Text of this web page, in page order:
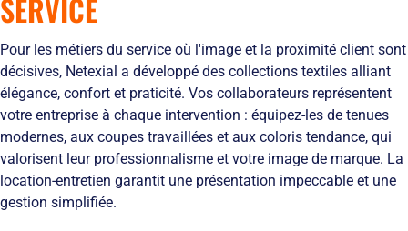
domicile
tenues
de
travail
L’engagement
service
L’innovation
textile
Les
Netexial
quelques
chiffres
Nous
agences
Ils
nous
font
locales
Métiers du
service
Solutions
de
stockage
Hygiène
Fontaines
à
eau
Vêtement
Salles
Propres
SERVICE
Pour les métiers du service où l'image et la proximité client sont
décisives, Netexial a développé des collections textiles alliant
élégance, confort et praticité. Vos collaborateurs représentent
votre entreprise à chaque intervention : équipez-les de tenues
modernes, aux coupes travaillées et aux coloris tendance, qui
valorisent leur professionnalisme et votre image de marque. La
location-entretien garantit une présentation impeccable et une
gestion simplifiée.